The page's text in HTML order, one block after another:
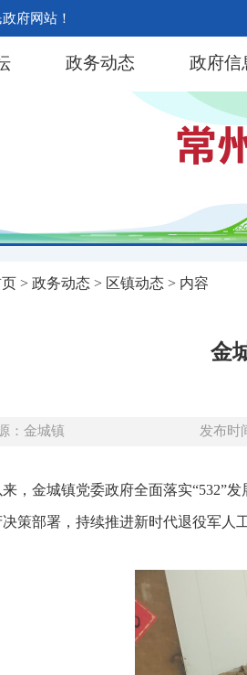
府网站！
政务动态 政府信
> 政务动态 > 区镇动态 > 内容
金
：金城镇 发布时
，金城镇党委政府全面落实“532”
策部署，持续推进新时代退役军人